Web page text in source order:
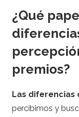
¿Qué
premios?
Las diferencias
percibimos y